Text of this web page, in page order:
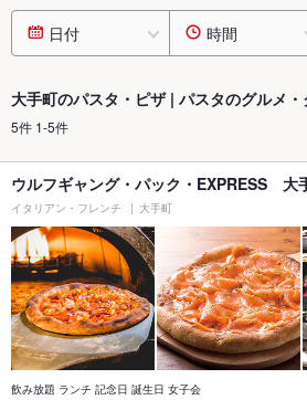
日付 時間
大手町のパスタ・ピザ | パスタのグルメ
5件 1-5件
ウルフギャング・パック・EXPRESS 大
イタリアン・フレンチ 大手町
飲み放題 ランチ 記念日 誕生日 女子会